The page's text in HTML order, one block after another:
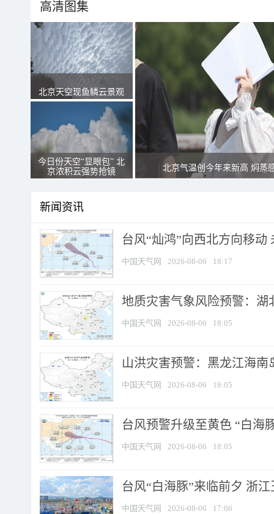
高清图集
北京天空现鱼鳞云景观
今日份天空“显眼包” 北
京浓积云强势抢镜
北京气温创今年来新高 焖蒸
新闻资讯
台风“灿鸿”向西北方向移动
中国天气网 2026-08-06 18:17
地质灾害气象风险预警：湖
中国天气网 2026-08-06 18:05
山洪灾害预警：黑龙江海
中国天气网 2026-08-06 18:05
台风预警升级至黄色 “白海
中国天气网 2026-08-06 18:05
台风“白海豚”来临前夕 浙
中国天气网 2026-08-06 17:06